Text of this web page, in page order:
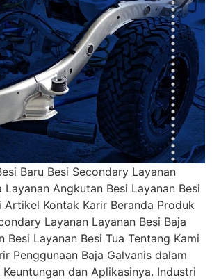
Baru Besi Secondary Layanan
Layanan Angkutan Besi Layanan Besi
Artikel Kontak Karir Beranda Produk
Layanan Layanan Besi Baja
Besi Layanan Besi Tua Tentang Kami
Penggunaan Baja Galvanis dalam
dan Aplikasinya. Industri